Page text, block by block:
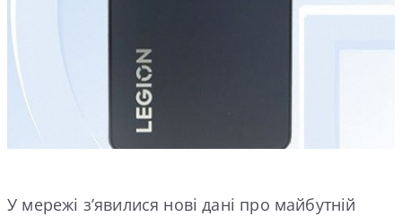
У мережі з’явилися нові дані про майбутній